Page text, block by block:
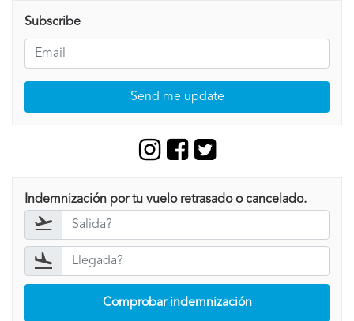
Subscribe
Send me update
Indemnización por tu vuelo retrasado o cancelado.
Comprobar indemnización